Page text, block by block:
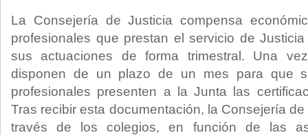
La Consejería de Justicia compensa
profesionales que prestan el servicio de
sus actuaciones de forma trimestral. Una
disponen de un plazo de un mes para que
profesionales presenten a la Junta las
Tras recibir esta documentación, la Consejería
través de los colegios, en función de las